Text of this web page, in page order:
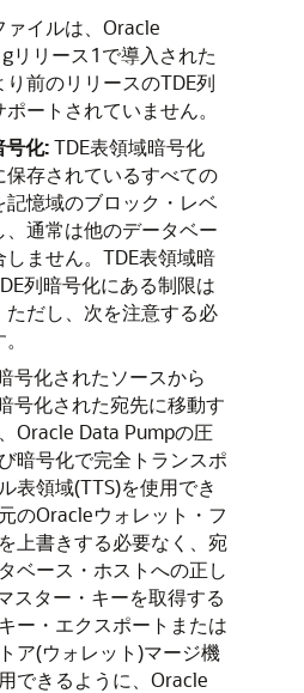
ァイルは、Oracle
リリース1で導入された
り前のリリースのTDE列
ートされていません。
号化:TDE表領域暗号化
保存されているすべての
記憶域のブロック・レベ
、通常は他のデータベー
しません。TDE表領域暗
列暗号化にある制限は
ただし、次を注意する必
号化されたソースから
号化された宛先に移動す
Oracle Data Pumpの圧
暗号化で完全トランスポ
表領域(TTS)を使用でき
のOracleウォレット・フ
上書きする必要なく、宛
ベース・ホストへの正し
スター・キーを取得する
ー・エクスポートまたは
ア(ウォレット)マージ機
できるように、Oracle